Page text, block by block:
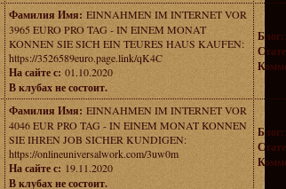
Фамилия Имя: EINNAHMEN IM INTERNET VOR
3965 EURO PRO TAG - IN EINEM MONAT
KONNEN SIE SICH EIN TEURES HAUS KAUFEN:
https://3526589euro.page.link/qK4C
На сайте с: 01.10.2020
В клубах не состоит.
Блог::
Фамилия Имя: EINNAHMEN IM INTERNET VOR
4046 EUR PRO TAG - IN EINEM MONAT KONNEN
SIE IHREN JOB SICHER KUNDIGEN:
https://onlineuniversalwork.com/3uw0m
На сайте с: 19.11.2020
В клубах не состоит.
Блог::